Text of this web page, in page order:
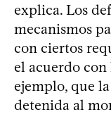
explica. Los
mecanismos
con ciertos
el acuerdo con
ejemplo, que
detenida al